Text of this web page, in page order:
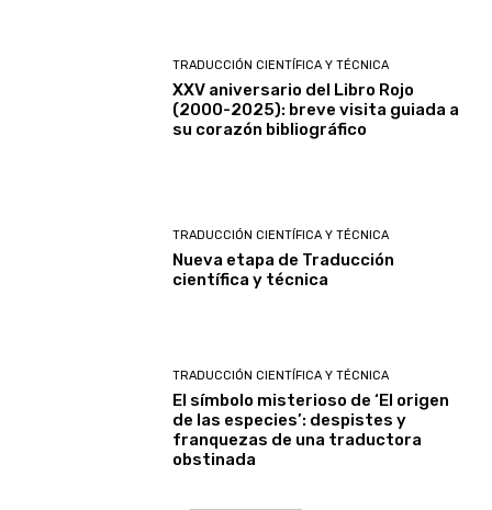
TRADUCCIÓN CIENTÍFICA Y TÉCNICA
XXV aniversario del Libro Rojo
(2000-2025): breve visita guiada a
su corazón bibliográfico
TRADUCCIÓN CIENTÍFICA Y TÉCNICA
Nueva etapa de Traducción
científica y técnica
TRADUCCIÓN CIENTÍFICA Y TÉCNICA
El símbolo misterioso de ‘El origen
de las especies’: despistes y
franquezas de una traductora
obstinada